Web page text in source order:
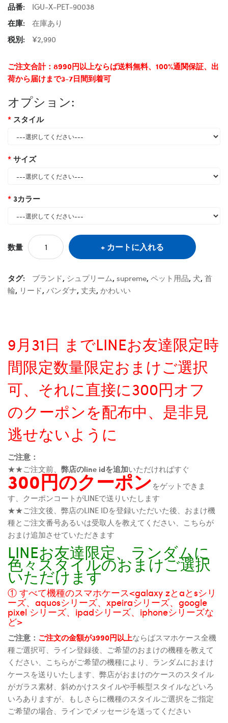
品番:
IGU-X-PET-90038
在庫:
在庫あり
税別:
¥2,990
ご注文合計：8990円以上ならば送料無料、100%通関保証、出
荷から届けまで3-7日間到着可
オプション:
スタイル
サイズ
3カラー
数量 カートに入れる
タグ: ブランド, シュプリーム, supreme, ペット用品, 犬, 首
輪, リード, バンダナ, 丈夫, かわいい
9月31日 までLINEお友達限定時
間限定数量限定おまけご選択
可、それに直接に300円オフ
のクーポンを配布中、是非見
逃せないように
ご注意：
★★ご注文前、 弊店のline idを追加いただければすぐ
300円のクーポンをゲットできま
す、クーポンコートがLINEで送りいたします
★★ご注文後、弊店のLINE IDを登録いただいた後、おまけ機
種とご注文番号あるいは受取人を教えてください、こちらが
おまけ追加させていただきます
LINEお友達限定、ランダムに
色々スタイルのおまけご選択
いただけます
① すべて機種のスマホケース<galaxy zとaとsシリ
ーズ、aquosシリーズ、xpeiraシリーズ、google
pixel シリーズ、ipadシリーズ、iphoneシリーズな
ど>
ご注意： ご注文の金額が3990円以上ならばスマホケース全機
種ご選択可、ライン登録後、ご希望のおまけの機種を教えて
ください、こちらがご希望の機種により、ランダムにおまけ
ケースを送りいたします、弊店がおまけのケースのスタイル
がガラス素材、斜めかけスタイルや手帳型スタイルなどいろ
いろありますが、もしさらに機種のスタイルご選択をご指定
ご希望の場合、ラインでメッセージを送ってください